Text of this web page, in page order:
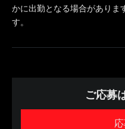
かに出勤となる場合がありま
す。
ご応募